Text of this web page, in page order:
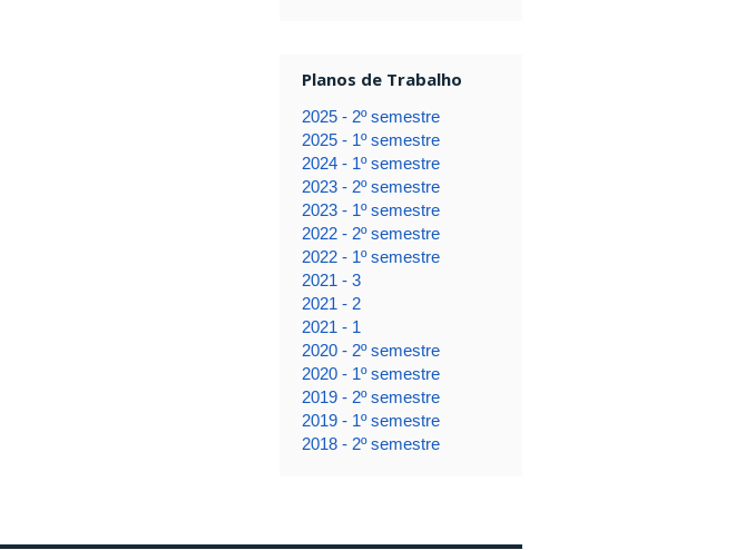
Planos de Trabalho
2025 - 2º semestre
2025 - 1º semestre
2024 - 1º semestre
2023 - 2º semestre
2023 - 1º semestre
2022 - 2º semestre
2022 - 1º semestre
2021 - 3
2021 - 2
2021 - 1
2020 - 2º semestre
2020 - 1º semestre
2019 - 2º semestre
2019 - 1º semestre
2018 - 2º semestre